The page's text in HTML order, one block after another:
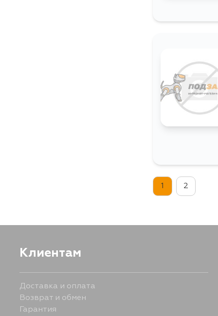
1 2
Клиентам
Доставка и оплата
Возврат и обмен
Гарантия